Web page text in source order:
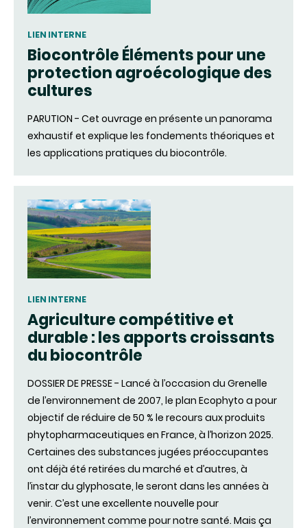
LIEN INTERNE
Biocontrôle Éléments pour une
protection agroécologique des
cultures
PARUTION - Cet ouvrage en présente un panorama
exhaustif et explique les fondements théoriques et
les applications pratiques du biocontrôle.
LIEN INTERNE
Agriculture compétitive et
durable : les apports croissants
du biocontrôle
DOSSIER DE PRESSE - Lancé à l’occasion du Grenelle
de l’environnement de 2007, le plan Ecophyto a pour
objectif de réduire de 50 % le recours aux produits
phytopharmaceutiques en France, à l’horizon 2025.
Certaines des substances jugées préoccupantes
ont déjà été retirées du marché et d’autres, à
l’instar du glyphosate, le seront dans les années à
venir. C’est une excellente nouvelle pour
l’environnement comme pour notre santé. Mais ça